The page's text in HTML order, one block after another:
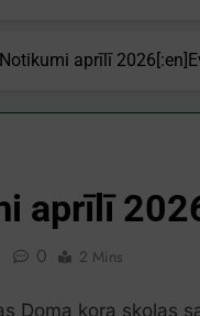
aprīlī
aprīlī
0 2 Mins
Doma kora skolas